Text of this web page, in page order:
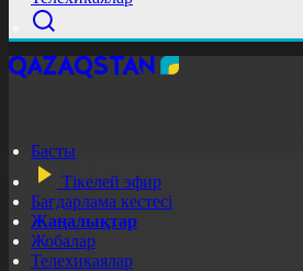
Басты
Тікелей эфир
Бағдарлама кестесі
Жаңалықтар
Жобалар
Телехикаялар